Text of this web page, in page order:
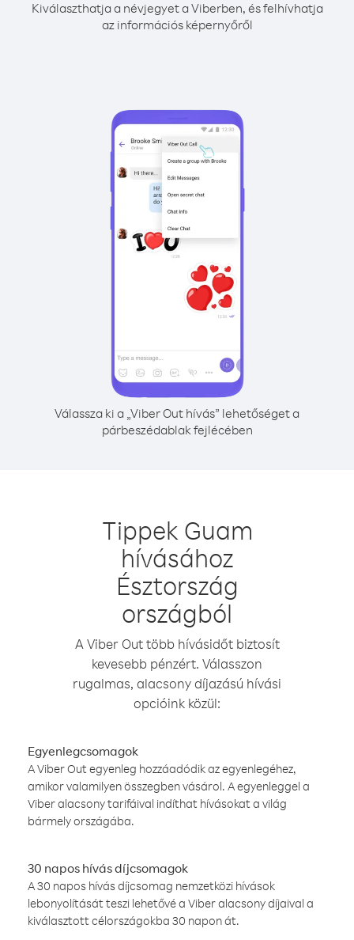
Kiválaszthatja a névjegyet a Viberben, és felhívhatja
az információs képernyőről
Válassza ki a „Viber Out hívás” lehetőséget a
párbeszédablak fejlécében
Tippek Guam
hívásához
Észtország
országból
A Viber Out több hívásidőt biztosít
kevesebb pénzért. Válasszon
rugalmas, alacsony díjazású hívási
opcióink közül:
Egyenlegcsomagok
A Viber Out egyenleg hozzáadódik az egyenlegéhez,
amikor valamilyen összegben vásárol. A egyenleggel a
Viber alacsony tarifáival indíthat hívásokat a világ
bármely országába.
30 napos hívás díjcsomagok
A 30 napos hívás díjcsomag nemzetközi hívások
lebonyolítását teszi lehetővé a Viber alacsony díjaival a
kiválasztott célországokba 30 napon át.